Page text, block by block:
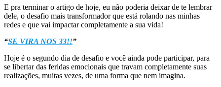
E pra terminar o artigo de hoje, eu não poderia deixar de te lembrar
dele, o desafio mais transformador que está rolando nas minhas
redes e que vai impactar completamente a sua vida!
“SE VIRA NOS 33!!”
Hoje é o segundo dia de desafio e você ainda pode participar, para
se libertar das feridas emocionais que travam completamente suas
realizações, muitas vezes, de uma forma que nem imagina.